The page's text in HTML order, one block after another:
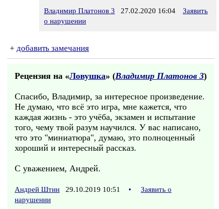
Владимир Платонов 3 27.02.2020 16:04
Заявить
о нарушении
+ добавить замечания
Рецензия на «Ловушка» (Владимир Платонов 3)
Спасибо, Владимир, за интересное произведение.
Не думаю, что всё это игра, мне кажется, что
каждая жизнь - это учёба, экзамен и испытание
того, чему твой разум научился. У вас написано,
что это "миниатюра", думаю, это полноценный
хороший и интересный рассказ.
С уважением, Андрей.
Андрей Штин 29.10.2019 10:51 •
Заявить о
нарушении